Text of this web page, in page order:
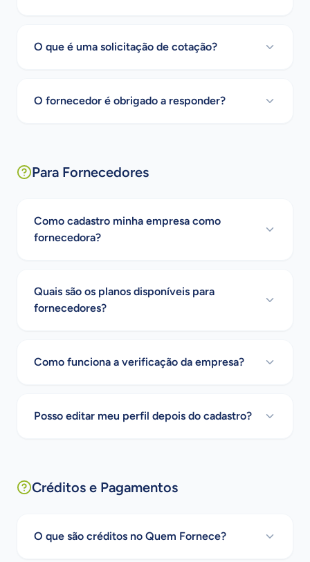
O que é uma solicitação de cotação?
O fornecedor é obrigado a responder?
Para Fornecedores
Como cadastro minha empresa como
fornecedora?
Quais são os planos disponíveis para
fornecedores?
Como funciona a verificação da empresa?
Posso editar meu perfil depois do cadastro?
Créditos e Pagamentos
O que são créditos no Quem Fornece?